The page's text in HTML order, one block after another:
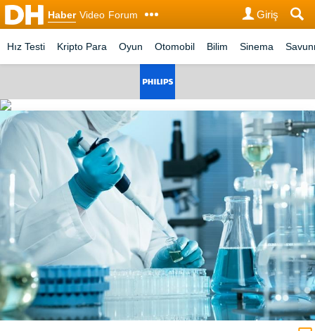
Haber Video Forum Giriş
Hız Testi Kripto Para Oyun Otomobil Bilim Sinema